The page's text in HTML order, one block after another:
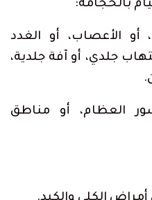
بالحجامة:
أو الأعصاب، أو الغدد
جلدي، أو آفة جلدية،
العظام، أو مناطق